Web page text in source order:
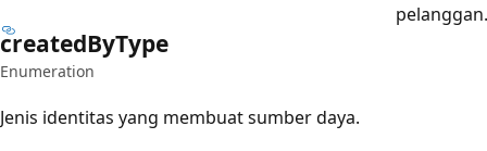
pelanggan.
createdByType
Enumeration
Jenis identitas yang membuat sumber daya.